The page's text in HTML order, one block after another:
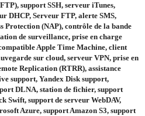
support SSH, serveur iTunes,
DHCP, Serveur FTP, alerte SMS,
Protection (NAP), contrôle de la bande
de surveillance, prise en charge
Apple Time Machine, client
sur cloud, serveur VPN, prise en
Replication (RTRR), assistance
support, Yandex Disk support,
DLNA, station de fichier, support
Swift, support de serveur WebDAV,
Azure, support Amazon S3, support